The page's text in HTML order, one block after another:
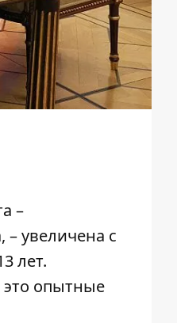
–
– увеличена с
лет.
это опытные